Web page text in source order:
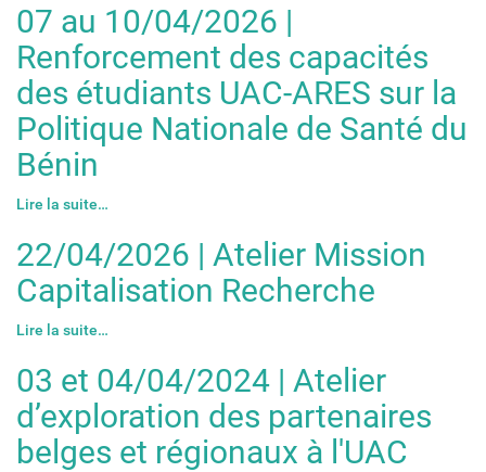
07 au 10/04/2026 |
Renforcement des capacités
des étudiants UAC-ARES sur la
Politique Nationale de Santé du
Bénin
Lire la suite…
22/04/2026 | Atelier Mission
Capitalisation Recherche
Lire la suite…
03 et 04/04/2024 | Atelier
d’exploration des partenaires
belges et régionaux à l'UAC